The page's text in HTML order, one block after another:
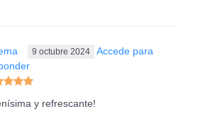
9 octubre 2024
Accede para
y refrescante!